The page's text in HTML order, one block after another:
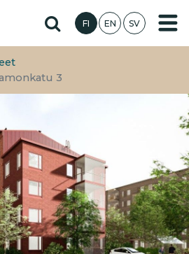
pääsisältöön
Hae sivustolta
FI EN SV
3